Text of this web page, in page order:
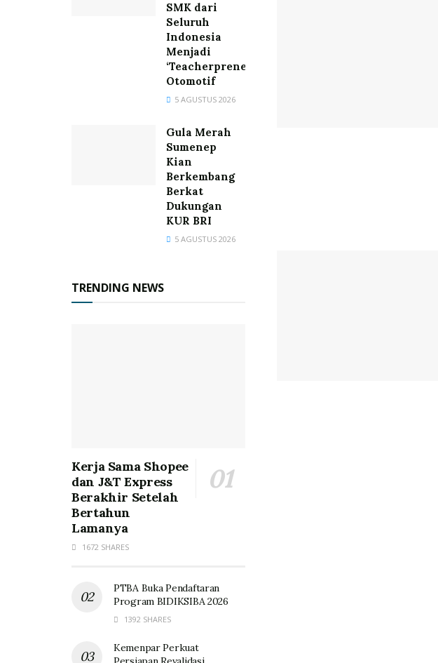
SMK dari
Seluruh
Indonesia
Menjadi
‘Teacherpreneur’
Otomotif
5 AGUSTUS 2026
Gula Merah
Sumenep
Kian
Berkembang
Berkat
Dukungan
KUR BRI
5 AGUSTUS 2026
TRENDING NEWS
Kerja Sama Shopee
dan J&T Express
Berakhir Setelah
Bertahun
Lamanya
1672 SHARES
PTBA Buka Pendaftaran
Program BIDIKSIBA 2026
1392 SHARES
Kemenpar Perkuat